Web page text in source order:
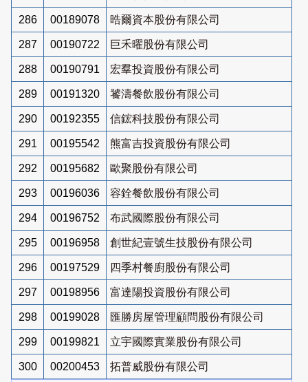
286 00189078 晧爾資本股份有限公司
287 00190722 巨禾曜股份有限公司
288 00190791 宏羣投資股份有限公司
289 00191320 饕濤餐飲股份有限公司
290 00192355 信鋐科技股份有限公司
291 00195542 熊富吉投資股份有限公司
292 00195682 歐聚股份有限公司
293 00196036 容銓餐飲股份有限公司
294 00196752 布武國際股份有限公司
295 00196958 創世紀壹號生技股份有限公司
296 00197529 四季村餐廚股份有限公司
297 00198956 富達陽投資股份有限公司
298 00199028 匯勝房屋管理顧問股份有限公司
299 00199821 立宇國際實業股份有限公司
300 00200453
拓普威股份有限公司